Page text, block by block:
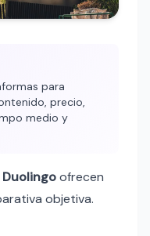
para
precio,
medio y
Duolingoofrecen
objetiva.